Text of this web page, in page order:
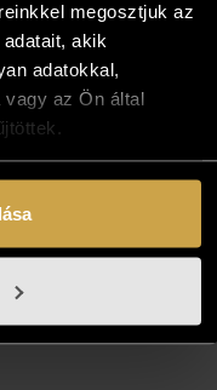
megosztjuk az
akik
adatokkal,
az Ön által
“Vallone”
cm)
300